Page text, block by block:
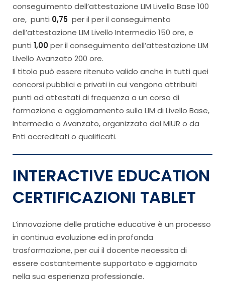
conseguimento dell’attestazione LIM Livello Base 100
ore, punti 0,75 per il per il conseguimento
dell’attestazione LIM Livello Intermedio 150 ore, e
punti 1,00per il conseguimento dell’attestazione LIM
Livello Avanzato 200 ore.
Il titolo può essere ritenuto valido anche in tutti quei
concorsi pubblici e privati in cui vengono attribuiti
punti ad attestati di frequenza a un corso di
formazione e aggiornamento sulla LIM di Livello Base,
Intermedio o Avanzato, organizzato dal MIUR o da
Enti accreditati o qualificati.
INTERACTIVE EDUCATION
CERTIFICAZIONI TABLET
L’innovazione delle pratiche educative è un processo
in continua evoluzione ed in profonda
trasformazione, per cui il docente necessita di
essere costantemente supportato e aggiornato
nella sua esperienza professionale.